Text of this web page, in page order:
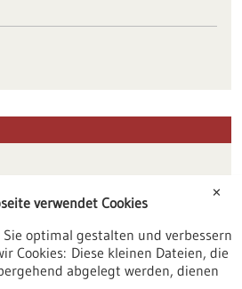
✕
verwendet Cookies
optimal gestalten und verbessern
Cookies: Diese kleinen Dateien, die
abgelegt werden, dienen